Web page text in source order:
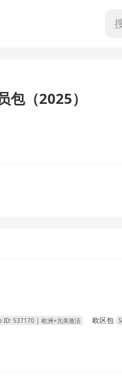
（2025）
ID: 537170| 欧洲+北美激活 欧区包